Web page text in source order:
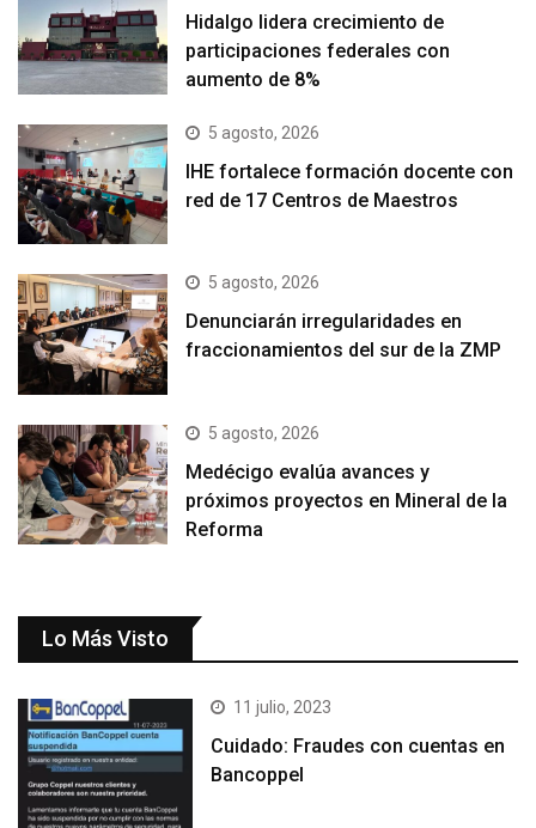
Hidalgo lidera crecimiento de
participaciones federales con
aumento de 8%
5 agosto, 2026
IHE fortalece formación docente con
red de 17 Centros de Maestros
5 agosto, 2026
Denunciarán irregularidades en
fraccionamientos del sur de la ZMP
5 agosto, 2026
Medécigo evalúa avances y
próximos proyectos en Mineral de la
Reforma
Lo Más Visto
11 julio, 2023
Cuidado: Fraudes con cuentas en
Bancoppel